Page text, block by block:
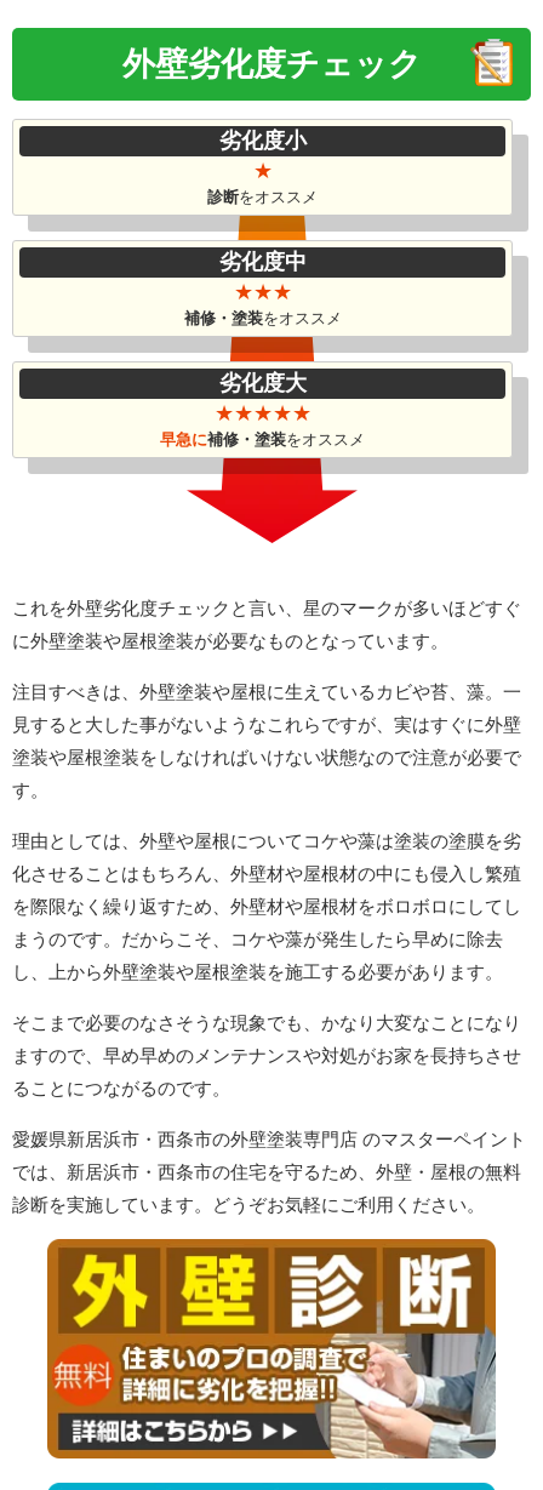
外壁劣化度チェック
劣化度小
★
診断をオススメ
劣化度中
★★★
補修・塗装をオススメ
劣化度大
★★★★★
早急に補修・塗装をオススメ
これを外壁劣化度チェックと言い、星のマークが多いほどすぐ
に外壁塗装や屋根塗装が必要なものとなっています。
注目すべきは、外壁塗装や屋根に生えているカビや苔、藻。一
見すると大した事がないようなこれらですが、実はすぐに外壁
塗装や屋根塗装をしなければいけない状態なので注意が必要で
す。
理由としては、外壁や屋根についてコケや藻は塗装の塗膜を劣
化させることはもちろん、外壁材や屋根材の中にも侵入し繁殖
を際限なく繰り返すため、外壁材や屋根材をボロボロにしてし
まうのです。だからこそ、コケや藻が発生したら早めに除去
し、上から外壁塗装や屋根塗装を施工する必要があります。
そこまで必要のなさそうな現象でも、かなり大変なことになり
ますので、早め早めのメンテナンスや対処がお家を長持ちさせ
ることにつながるのです。
愛媛県新居浜市・西条市の外壁塗装専門店 のマスターペイント
では、 新居浜市・西条市の住宅を守るため、外壁・屋根の無料
診断を実施しています。どうぞお気軽にご利用ください。